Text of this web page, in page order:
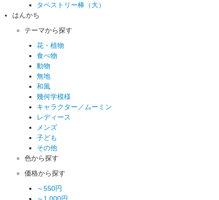
タペストリー棒（大）
はんかち
テーマから探す
花・植物
食べ物
動物
無地
和風
幾何学模様
キャラクター／ムーミン
レディース
メンズ
子ども
その他
色から探す
価格から探す
～550円
～1,000円